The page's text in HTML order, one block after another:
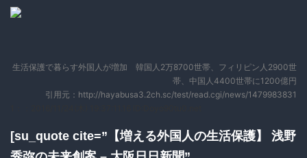
生活保護で暮らす外国人が増加 韓国人2万8700世帯、フィリピン人2900世
帯、中国人4400世帯に1200億円
引用元：http://hayabusa3.2ch.sc/test/read.cgi/news/1479983831
[su_quote cite=”【増える外国人の生活保護】 浅野